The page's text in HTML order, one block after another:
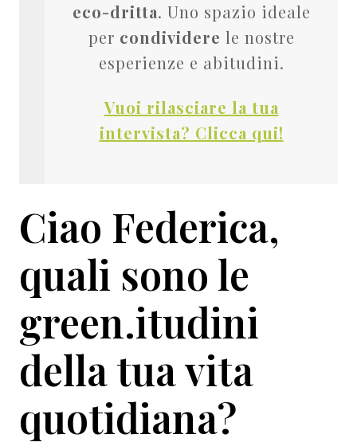
eco-dritta. Uno spazio ideale
per condividere le nostre
esperienze e abitudini.
Vuoi rilasciare la tua
intervista? Clicca qui!
Ciao Federica,
quali sono le
green.itudini
della tua vita
quotidiana?